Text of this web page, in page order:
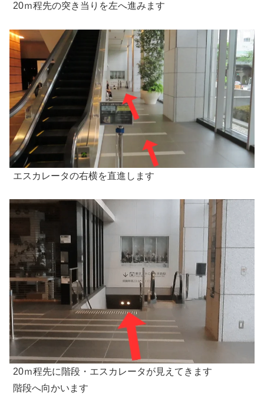
20ｍ程先の突き当りを左へ進みます
エスカレータの右横を直進します
20ｍ程先に階段・エスカレータが見えてきます
階段へ向かいます